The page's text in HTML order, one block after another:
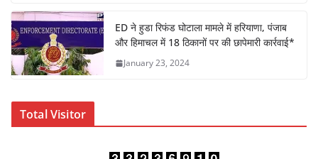
ED ने हुडा रिफंड घोटाला मामले में हरियाणा, पंजाब
और हिमाचल में 18 ठिकानों पर की छापेमारी कार्रवाई*
January 23, 2024
Total Visitor